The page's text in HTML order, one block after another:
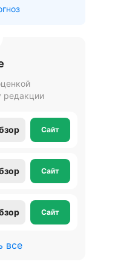
редакции
Сайт
Сайт
Сайт
все